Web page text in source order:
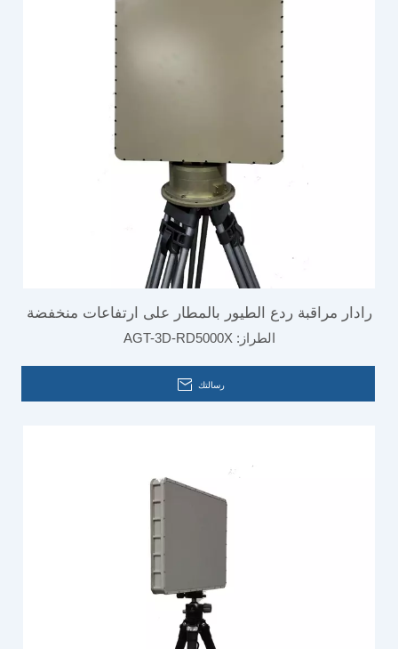
رادار مراقبة ردع الطيور بالمطار على ارتفاعات منخفضة
الطراز: AGT-3D-RD5000X
رسالتك